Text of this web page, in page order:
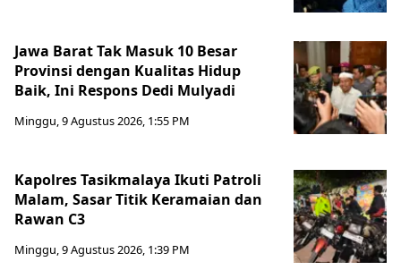
Jawa Barat Tak Masuk 10 Besar
Provinsi dengan Kualitas Hidup
Baik, Ini Respons Dedi Mulyadi
Minggu, 9 Agustus 2026, 1:55 PM
Kapolres Tasikmalaya Ikuti Patroli
Malam, Sasar Titik Keramaian dan
Rawan C3
Minggu, 9 Agustus 2026, 1:39 PM